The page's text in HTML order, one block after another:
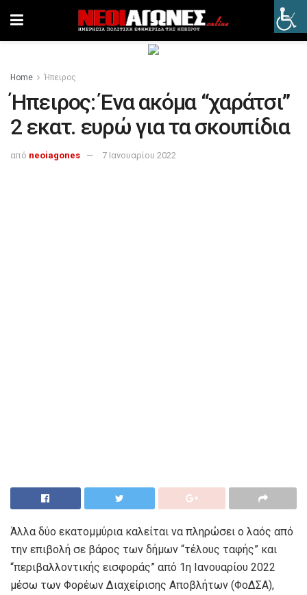
Home Ήπειρος
Ήπειρος: Ένα ακόμα “χαράτσι”
2 εκατ. ευρώ για τα σκουπίδια
από neoiagones 7 Ιανουαρίου 2022
Άλλα δύο εκατομμύρια καλείται να πληρώσει ο λαός από
την επιβολή σε βάρος των δήμων “τέλους ταφής” και
“περιβαλλοντικής εισφοράς” από 1η Ιανουαρίου 2022
μέσω των Φορέων Διαχείρισης Αποβλήτων (ΦοΔΣΑ),